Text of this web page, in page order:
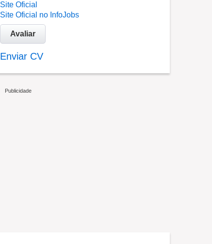
Site Oficial
Site Oficial no InfoJobs
Avaliar
Enviar CV